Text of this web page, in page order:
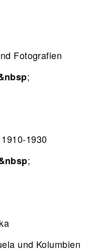
Fotografien
;
1930
;
und Kolumbien